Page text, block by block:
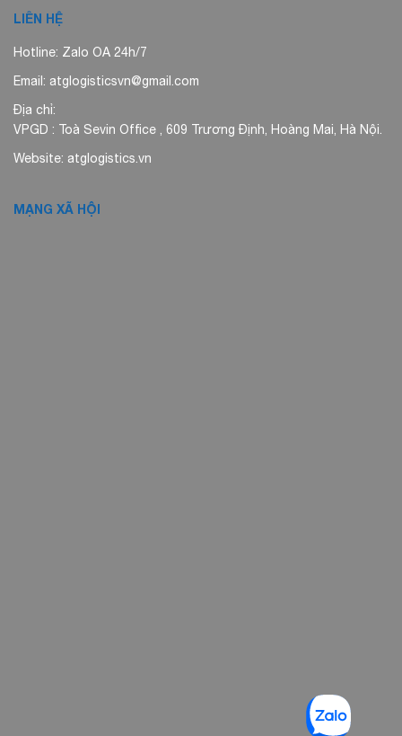
LIÊN HỆ
Hotline: Zalo OA 24h/7
Email: atglogisticsvn@gmail.com
Địa chỉ:
VPGD : Toà Sevin Office , 609 Trương Định, Hoàng Mai, Hà Nội.
Website: atglogistics.vn
MẠNG XÃ HỘI